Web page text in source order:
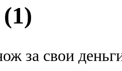
1)
за свои